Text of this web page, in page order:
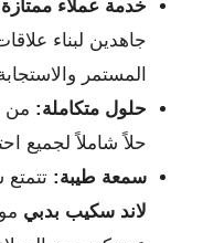
خدمة عملاء
جاهدين لبناء
المستمر
حلول متكاملة: من
حلاً شاملاً لجميع
سمعة طيبة:
لاند سكيب بدبي